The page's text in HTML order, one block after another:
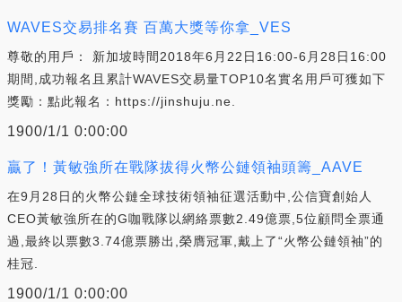
WAVES交易排名賽 百萬大獎等你拿_VES
尊敬的用戶： 新加坡時間2018年6月22日16:00-6月28日16:00
期間,成功報名且累計WAVES交易量TOP10名實名用戶可獲如下
獎勵：點此報名：https://jinshuju.ne.
1900/1/1 0:00:00
贏了！黃敏強所在戰隊拔得火幣公鏈領袖頭籌_AAVE
在9月28日的火幣公鏈全球技術領袖征選活動中,公信寶創始人
CEO黃敏強所在的G咖戰隊以網絡票數2.49億票,5位顧問全票通
過,最終以票數3.74億票勝出,榮膺冠軍,戴上了“火幣公鏈領袖”的
桂冠.
1900/1/1 0:00:00